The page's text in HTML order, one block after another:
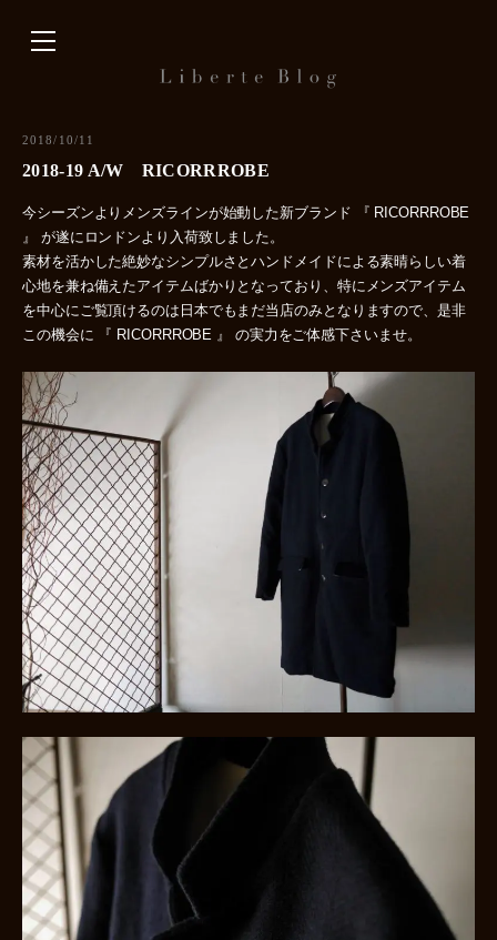
プ
2018/10/11
2018-19 A/W RICORRROBE
今シーズンよりメンズラインが始動した新ブランド 『 RICORRROBE
』 が遂にロンドンより入荷致しました。
素材を活かした絶妙なシンプルさとハンドメイドによる素晴らしい着
心地を兼ね備えたアイテムばかりとなっており、特にメンズアイテム
を中心にご覧頂けるのは日本でもまだ当店のみとなりますので、是非
この機会に 『 RICORRROBE 』 の実力をご体感下さいませ。